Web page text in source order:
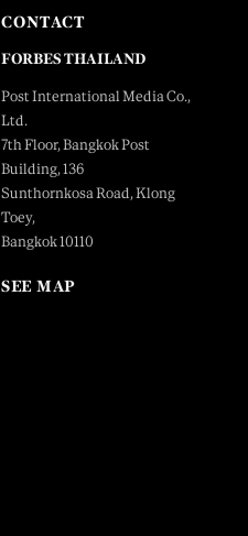
CONTACT
FORBES THAILAND
Post International Media Co.,
Ltd.
7th Floor, Bangkok Post
Building, 136
Sunthornkosa Road, Klong
Toey,
Bangkok 10110
SEE MAP